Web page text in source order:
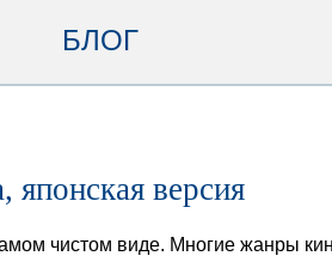
БЛОГ
японская версия
чистом виде. Многие жанры